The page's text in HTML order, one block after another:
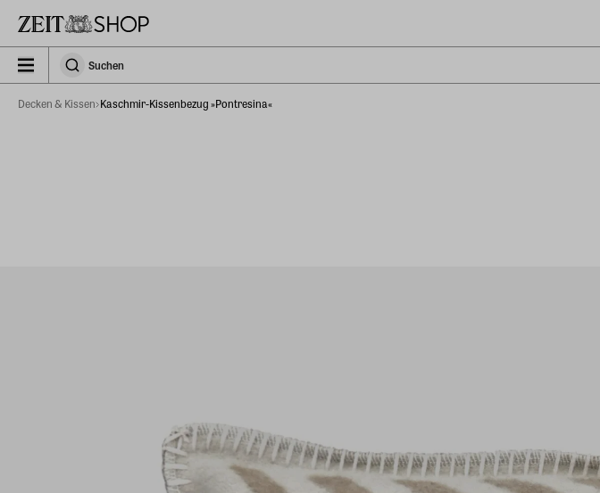
zeit_storefront.components.search.collapsed
SuchenSuchen
Decken & Kissen Kaschmir-Kissenbezug »Pontresina«